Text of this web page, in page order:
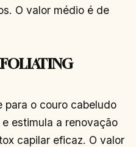
O valor médio é de
para o couro cabeludo
estimula a renovação
capilar eficaz. O valor